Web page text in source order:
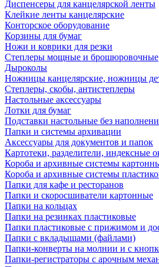
Диспенсеры для канцелярской ленты
Клейкие ленты канцелярские
Конторское оборудование
Корзины для бумаг
Ножи и коврики для резки
Степлеры мощные и брошюровочные
Дыроколы
Ножницы канцелярские, ножницы
Степлеры, скобы, антистеплеры
Настольные аксессуары
Лотки для бумаг
Подставки настольные без
Папки и системы архивации
Аксессуары для документов и папок
Картотеки, разделители, индексные
Короба и архивные системы
Короба и архивные системы
Папки для кафе и ресторанов
Папки и скоросшиватели картонные
Папки на кольцах
Папки на резинках пластиковые
Папки пластиковые с прижимом и
Папки с вкладышами (файлами)
Папки-конверты на молнии и с
Папки-регистраторы с арочным